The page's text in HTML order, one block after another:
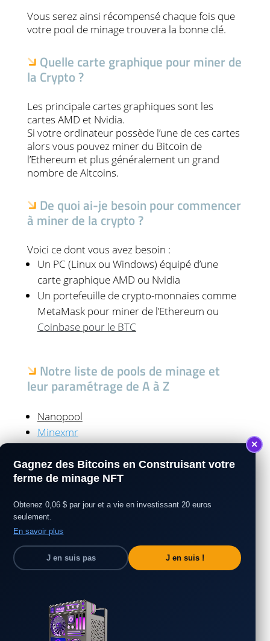
Vous serez ainsi récompensé chaque fois que
votre pool de minage trouvera la bonne clé.
Quelle carte graphique pour miner de
la Crypto ?
Les principale cartes graphiques sont les
cartes AMD et Nvidia.
Si votre ordinateur possède l’une de ces cartes
alors vous pouvez miner du Bitcoin de
l’Ethereum et plus généralement un grand
nombre de Altcoins.
De quoi ai-je besoin pour commencer
à miner de la crypto ?
Voici ce dont vous avez besoin :
Un PC (Linux ou Windows) équipé d’une
carte graphique AMD ou Nvidia
Un portefeuille de crypto-monnaies comme
MetaMask pour miner de l’Ethereum ou
Coinbase pour le BTC
Notre liste de pools de minage et
leur paramétrage de A à Z
Nanopool
Minexmr
✕
Gagnez des Bitcoins en Construisant votre
ferme de minage NFT
Obtenez 0,06 $ par jour et a vie en investissant 20 euros
seulement.
En savoir plus
J en suis pas J en suis !